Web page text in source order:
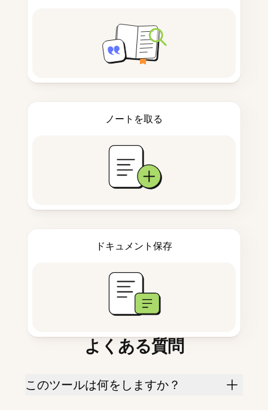
ノートを取る
ドキュメント保存
よくある質問
このツールは何をしますか？